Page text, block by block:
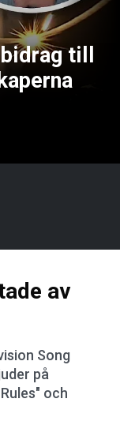
till
av
Song
på
och